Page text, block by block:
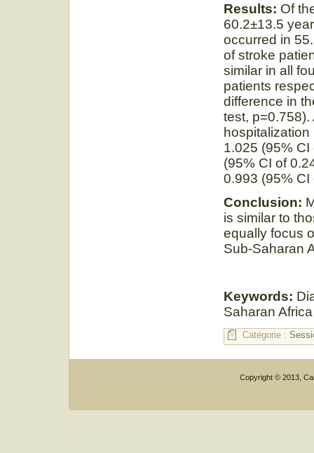
Results: Of
60.2±13.5
occurred in
of stroke
similar in all
patients
difference in
test,
1.025 (95%
(95% CI of
0.993 (95%
Conclusion:
is similar to
equally focus
Sub-Saharan
Keywords:
Saharan Africa
Catégorie :
Copyright © 2013,